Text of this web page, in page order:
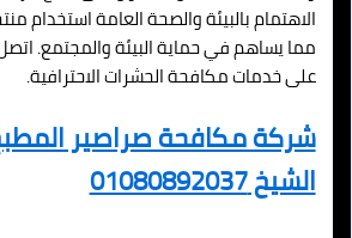
الاهتمام بالبيئة والصحة العامة استخدام
مما يساهم في حماية البيئة والمجتمع.
على خدمات مكافحة الحشرات الاحترافية.
شركة مكافحة صراصير
الشيخ 01080892037